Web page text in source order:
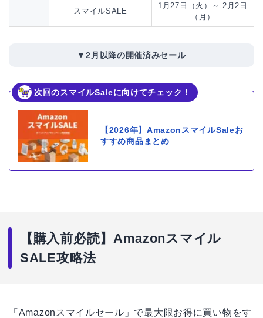
スマイルSALE
1月27日（火）～ 2月2日
（月）
▼2月以降の開催済みセール
次回のスマイルSaleに向けてチェック！
【2026年】AmazonスマイルSaleお
すすめ商品まとめ
【購入前必読】Amazonスマイル
SALE攻略法
「Amazonスマイルセール」で最大限お得に買い物をす